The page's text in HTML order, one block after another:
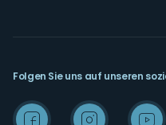
Folgen Sie uns auf unseren